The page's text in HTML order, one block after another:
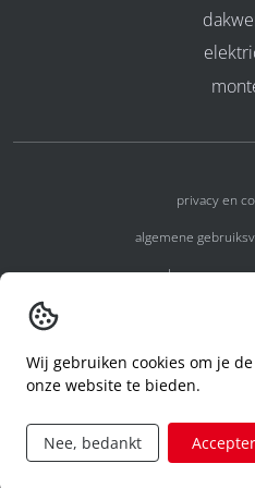
privacy en
algemene
algemene
code of
aanvraag rechten
Wij gebruiken cookies om je
onze website te bieden.
Nee, bedankt